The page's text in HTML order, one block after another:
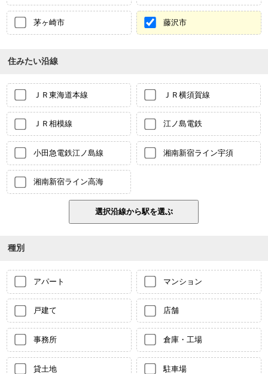
茅ヶ崎市 藤沢市
住みたい沿線
ＪＲ東海道本線 ＪＲ横須賀線
ＪＲ相模線 江ノ島電鉄
小田急電鉄江ノ島線 湘南新宿ライン宇須
湘南新宿ライン高海
種別
アパート マンション
戸建て 店舗
事務所 倉庫・工場
貸土地 駐車場